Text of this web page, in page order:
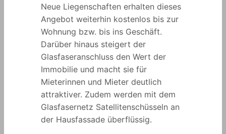
Neue Liegenschaften erhalten dieses
Angebot weiterhin kostenlos bis zur
Wohnung bzw. bis ins Geschäft.
Darüber hinaus steigert der
Glasfaseranschluss den Wert der
Immobilie und macht sie für
Mieterinnen und Mieter deutlich
attraktiver. Zudem werden mit dem
Glasfasernetz Satellitenschüsseln an
der Hausfassade überflüssig.